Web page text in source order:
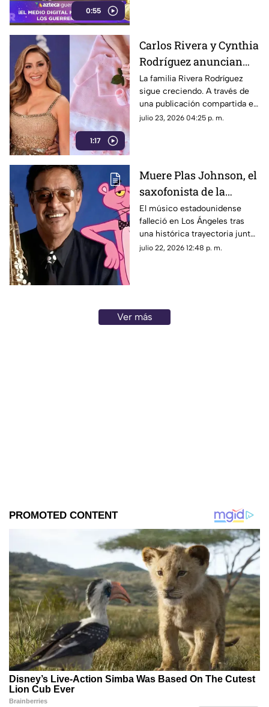
0:55
audiencia local.
1:17
Carlos Rivera y Cynthia
Rodríguez anuncian
que esperan a su
segunda bebé
La familia Rivera Rodríguez
sigue creciendo. A través de
una publicación compartida en
sus redes sociales, el cantante
encuentran en la dulce espera
de su segundo bebé.
julio 23, 2026 04:25 p. m.
Muere Plas Johnson, el
saxofonista de la
pegajosa melodía de la
Pantera Rosa
El músico estadounidense
falleció en Los Ángeles tras
una histórica trayectoria junto
a leyendas del jazz y otros
julio 22, 2026 12:48 p. m.
Ver más